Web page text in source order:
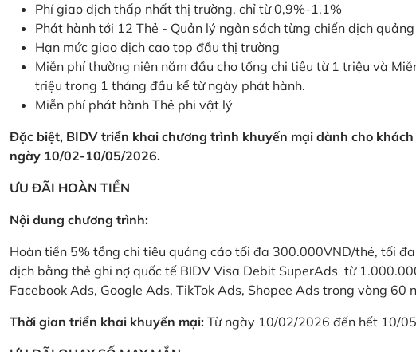
Phí giao dịch thấp nhất thị trường, chỉ từ 0,9%-1,1%
Phát hành tới 12 Thẻ - Quản lý ngân sách từng chiến dịch
Hạn mức giao dịch cao top đầu thị trường
Miễn phí thường niên năm đầu cho tổng chi tiêu từ 1 triệu và
triệu trong 1 tháng đầu kể từ ngày phát hành.
Miễn phí phát hành Thẻ phi vật lý
Đặc biệt, BIDV triển khai chương trình khuyến mại dành cho
ngày 10/02-10/05/2026.
ƯU ĐÃI HOÀN TIỀN
Nội dung chương trình:
Hoàn tiền 5% tổng chi tiêu quảng cáo tối đa 300.000VND/thẻ, tối
dịch bằng thẻ ghi nợ quốc tế BIDV Visa Debit SuperAds từ
Facebook Ads, Google Ads, TikTok Ads, Shopee Ads trong vòng
Thời gian triển khai khuyến mại: Từ ngày 10/02/2026 đến hết 10/